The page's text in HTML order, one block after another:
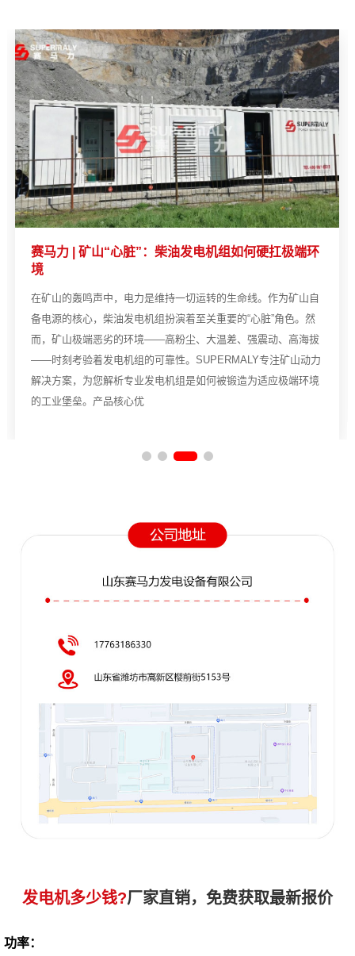
赛马力 | 矿山“心脏”：柴油发电机组如何硬扛极端环
境
在矿山的轰鸣声中，电力是维持一切运转的生命线。作为矿山自
备电源的核心，柴油发电机组扮演着至关重要的“心脏”角色。然
而，矿山极端恶劣的环境——高粉尘、大温差、强震动、高海拔
——时刻考验着发电机组的可靠性。SUPERMALY专注矿山动力
解决方案，为您解析专业发电机组是如何被锻造为适应极端环境
的工业堡垒。产品核心优
发电机多少钱?厂家直销，免费获取最新报价
功率：